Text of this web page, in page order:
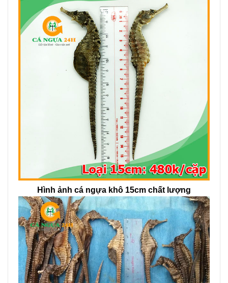
Hình ảnh cá ngựa khô 15cm chất lượng